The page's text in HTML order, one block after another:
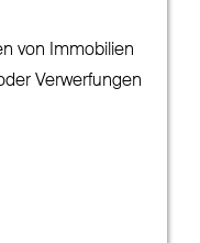
von Immobilien
Verwerfungen